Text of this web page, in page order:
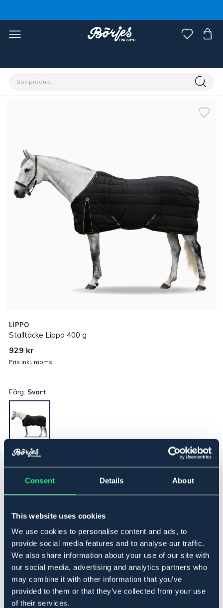
Consent Details About
This website uses cookies
We use cookies to personalise content and ads, to
provide social media features and to analyse our traffic.
We also share information about your use of our site with
our social media, advertising and analytics partners who
may combine it with other information that you’ve
provided to them or that they’ve collected from your use
of their services.
LIPPO
Stalltäcke Lippo 400 g
929 kr
Pris inkl. moms
Färg: Svart
▾
Lägg i varukorgen
I lager
Produktbeskrivning
Quiltat stalltäcke i 600D med ripstop. Dubbla
bogspännen med kardborre, kryssgjordar, bogveck,
avtagbar svansrem och fäste för bensnören. Nylonfoder